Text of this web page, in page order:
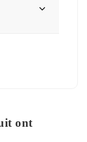
ont